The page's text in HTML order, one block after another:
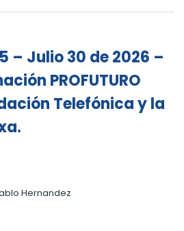
– Julio 30 de 2026 –
PROFUTURO
Telefónica y la
Hernandez